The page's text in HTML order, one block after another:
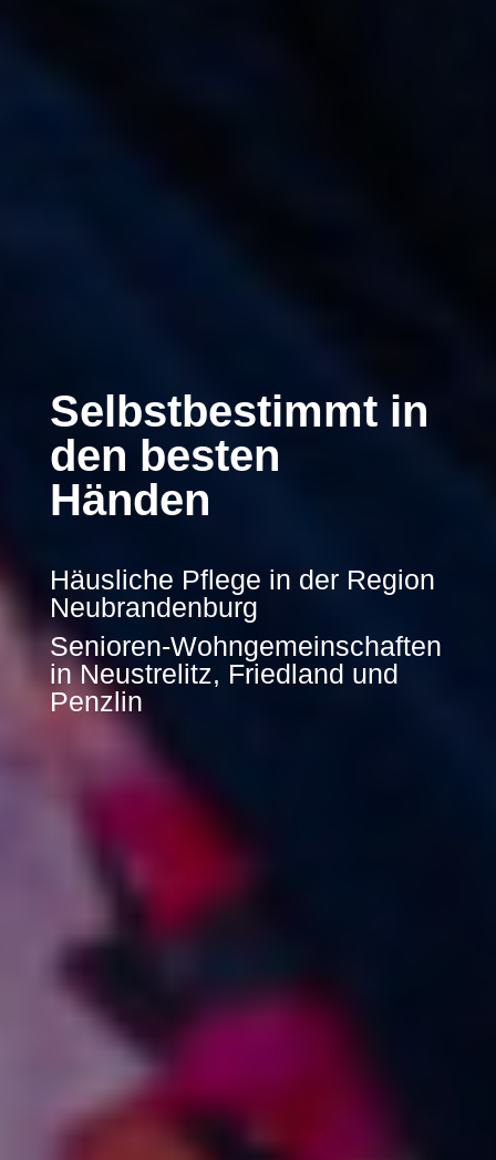
Selbstbestimmt in
den besten
Händen
Häusliche Pflege in der Region
Neubrandenburg
Senioren-Wohngemeinschaften
in Neustrelitz, Friedland und
Penzlin